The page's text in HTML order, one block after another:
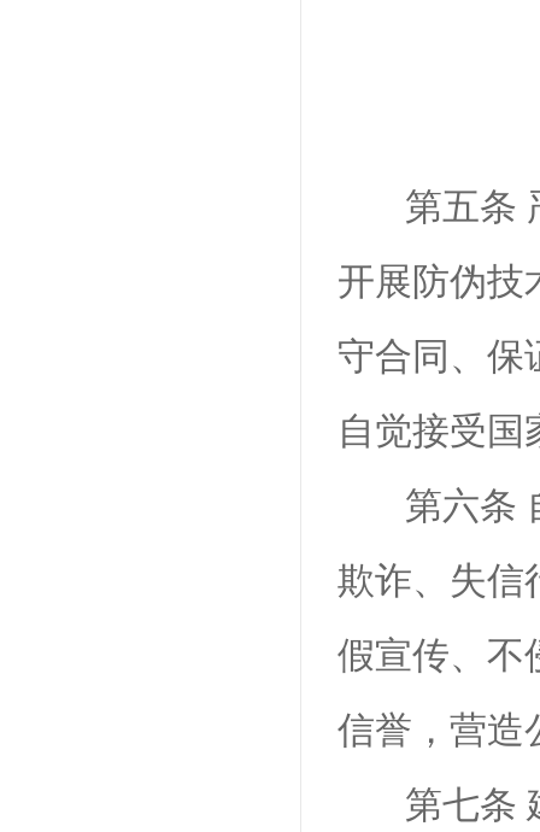
第五条
开展防伪技
守合同、保
自觉接受国
第六条
欺诈、失信
假宣传、不
信誉，营造
第七条